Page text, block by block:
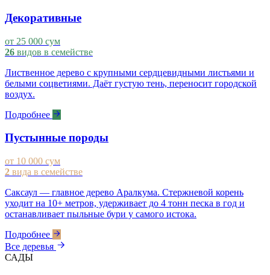
Декоративные
от 25 000 сум
26 видов в семействе
Лиственное дерево с крупными сердцевидными листьями и
белыми соцветиями. Даёт густую тень, переносит городской
воздух.
Подробнее
Пустынные породы
от 10 000 сум
2 вида в семействе
Саксаул — главное дерево Аралкума. Стержневой корень
уходит на 10+ метров, удерживает до 4 тонн песка в год и
останавливает пыльные бури у самого истока.
Подробнее
Все деревья
САДЫ